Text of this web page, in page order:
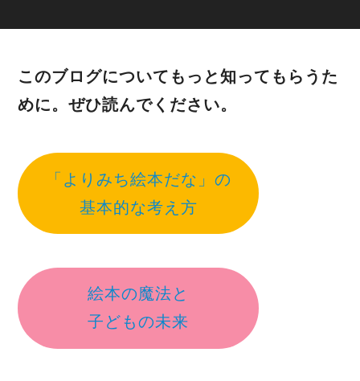
このブログについてもっと知ってもらうた
めに。ぜひ読んでください。
「よりみち絵本だな」の
基本的な考え方
絵本の魔法と
子どもの未来